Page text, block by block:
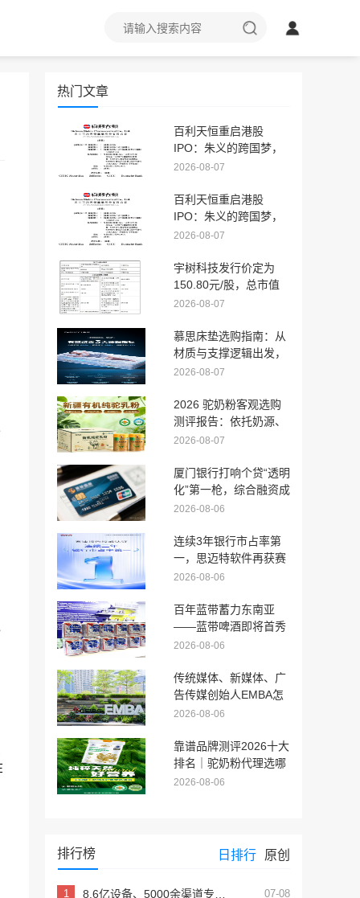
热门文章
百利天恒重启港股
IPO：朱义的跨国梦，
终于要来了？
2026-08-07
百利天恒重启港股
IPO：朱义的跨国梦，
终于要来了？
2026-08-07
宇树科技发行价定为
150.80元/股，总市值
预估超600亿，
2026-08-07
慕思床垫选购指南：从
材质与支撑逻辑出发，
如何选择一张真正适合
2026-08-07
2026 驼奶粉客观选购
测评报告：依托奶源、
工艺、配料科学选品
2026-08-07
厦门银行打响个贷“透明
化”第一枪，综合融资成
本上限锁定24%
2026-08-06
连续3年银行市占率第
一，思迈特软件再获赛
迪权威认可
2026-08-06
百年蓝带蓄力东南亚
——蓝带啤酒即将首秀
越南国际食品饮料展，
2026-08-06
传统媒体、新媒体、广
告传媒创始人EMBA怎
么选？5大传媒适配院
2026-08-06
靠谱品牌测评2026十大
排名｜驼奶粉代理选哪
家靠谱长期合作须知
2026-08-06
排行榜 日排行 原创
1 07-08